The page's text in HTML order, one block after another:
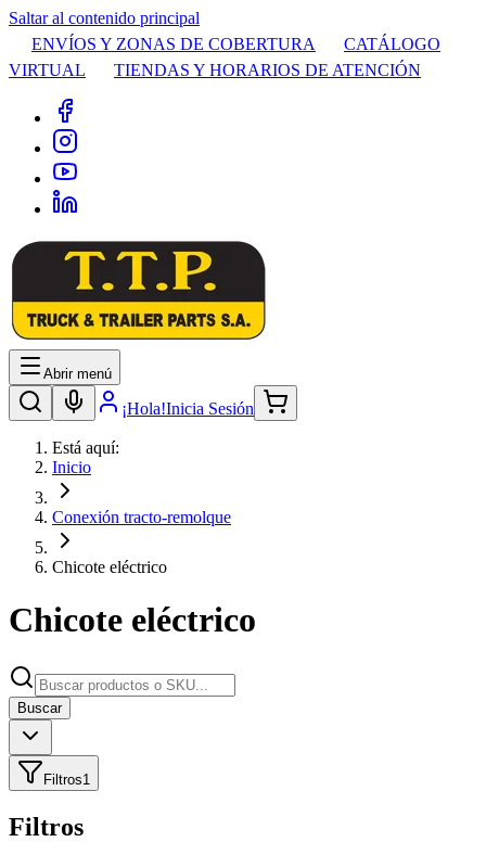
Saltar al contenido principal
ENVÍOS Y ZONAS DE COBERTURA
CATÁLOGO
VIRTUAL
TIENDAS Y HORARIOS DE ATENCIÓN
Abrir menú
¡Hola!Inicia Sesión
Está aquí:
Inicio
Conexión tracto-remolque
Chicote eléctrico
Chicote eléctrico
Buscar
Filtros1
Filtros